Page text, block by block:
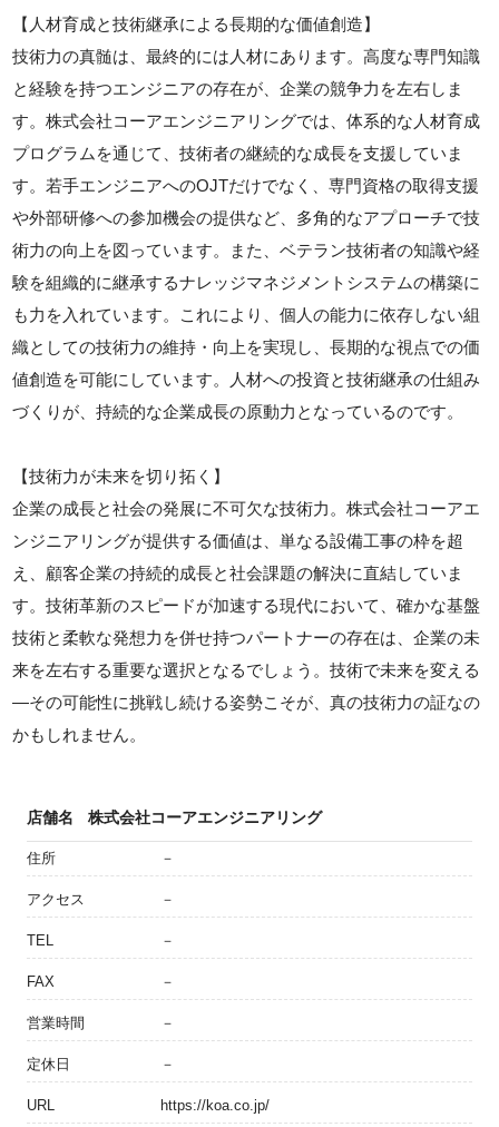
【人材育成と技術継承による長期的な価値創造】
技術力の真髄は、最終的には人材にあります。高度な専門知識
と経験を持つエンジニアの存在が、企業の競争力を左右しま
す。株式会社コーアエンジニアリングでは、体系的な人材育成
プログラムを通じて、技術者の継続的な成長を支援していま
す。若手エンジニアへのOJTだけでなく、専門資格の取得支援
や外部研修への参加機会の提供など、多角的なアプローチで技
術力の向上を図っています。また、ベテラン技術者の知識や経
験を組織的に継承するナレッジマネジメントシステムの構築に
も力を入れています。これにより、個人の能力に依存しない組
織としての技術力の維持・向上を実現し、長期的な視点での価
値創造を可能にしています。人材への投資と技術継承の仕組み
づくりが、持続的な企業成長の原動力となっているのです。
【技術力が未来を切り拓く】
企業の成長と社会の発展に不可欠な技術力。株式会社コーアエ
ンジニアリングが提供する価値は、単なる設備工事の枠を超
え、顧客企業の持続的成長と社会課題の解決に直結していま
す。技術革新のスピードが加速する現代において、確かな基盤
技術と柔軟な発想力を併せ持つパートナーの存在は、企業の未
来を左右する重要な選択となるでしょう。技術で未来を変える
—その可能性に挑戦し続ける姿勢こそが、真の技術力の証なの
かもしれません。
店舗名 株式会社コーアエンジニアリング
住所 －
アクセス －
TEL －
FAX －
営業時間 －
定休日 －
URL https://koa.co.jp/